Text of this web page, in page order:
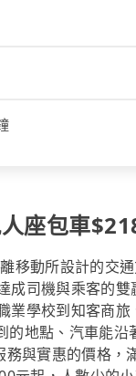
座包車
移動所設計的交
成司機與乘客的
業學校到知客商
地點、汽車能
與實惠的價格